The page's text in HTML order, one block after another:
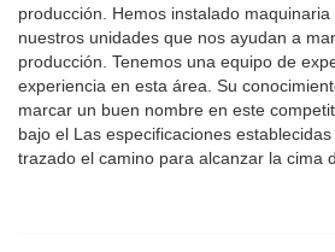
producción. Hemos instalado
nuestros unidades que nos ayudan a
producción. Tenemos una equipo de
experiencia en esta área. Su
marcar un buen nombre en este
bajo el Las especificaciones
trazado el camino para alcanzar la cima